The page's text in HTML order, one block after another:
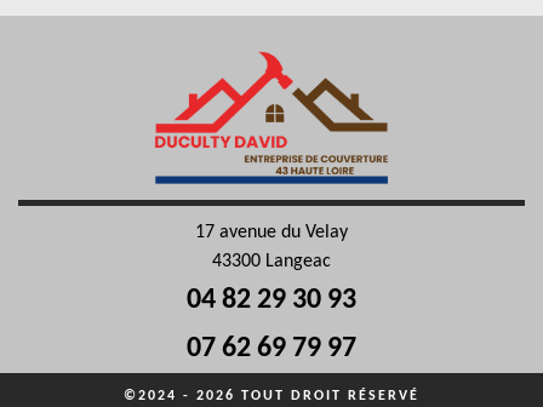
17 avenue du Velay
43300 Langeac
04 82 29 30 93
07 62 69 79 97
©2024 - 2026 TOUT DROIT RÉSERVÉ